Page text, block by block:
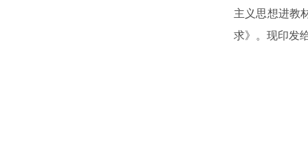
主义思想进教
求》。现印发